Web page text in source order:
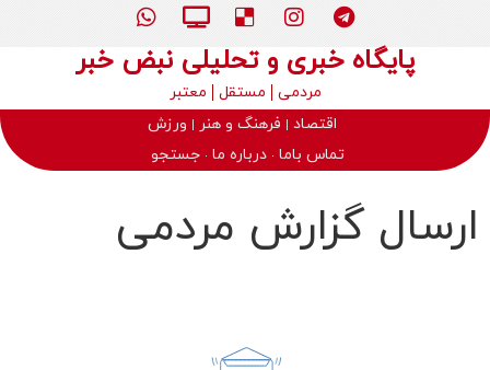
پایگاه خبری و تحلیلی نبض خبر
مردمی مستقل
معتبر
اقتصاد
فرهنگ و هنر
ورزش
تماس باما
درباره ما جستجو
ارسال گزارش مردمی